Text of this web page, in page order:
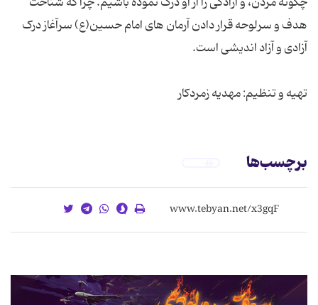
هدف و سرلوحه قرار دادن آرمان های امام حسین(ع) سرآغاز درک
تهیه و تنظیم: مهدیه زمردکار
برچسب‌ها